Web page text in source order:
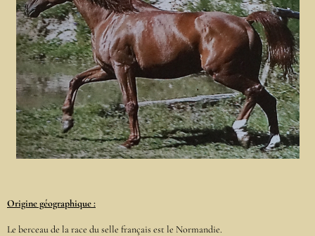
Origine géographique :
Le berceau de la race du selle français est le Normandie.